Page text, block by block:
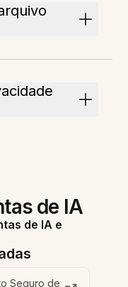
de IA
de IA e
Seguro de